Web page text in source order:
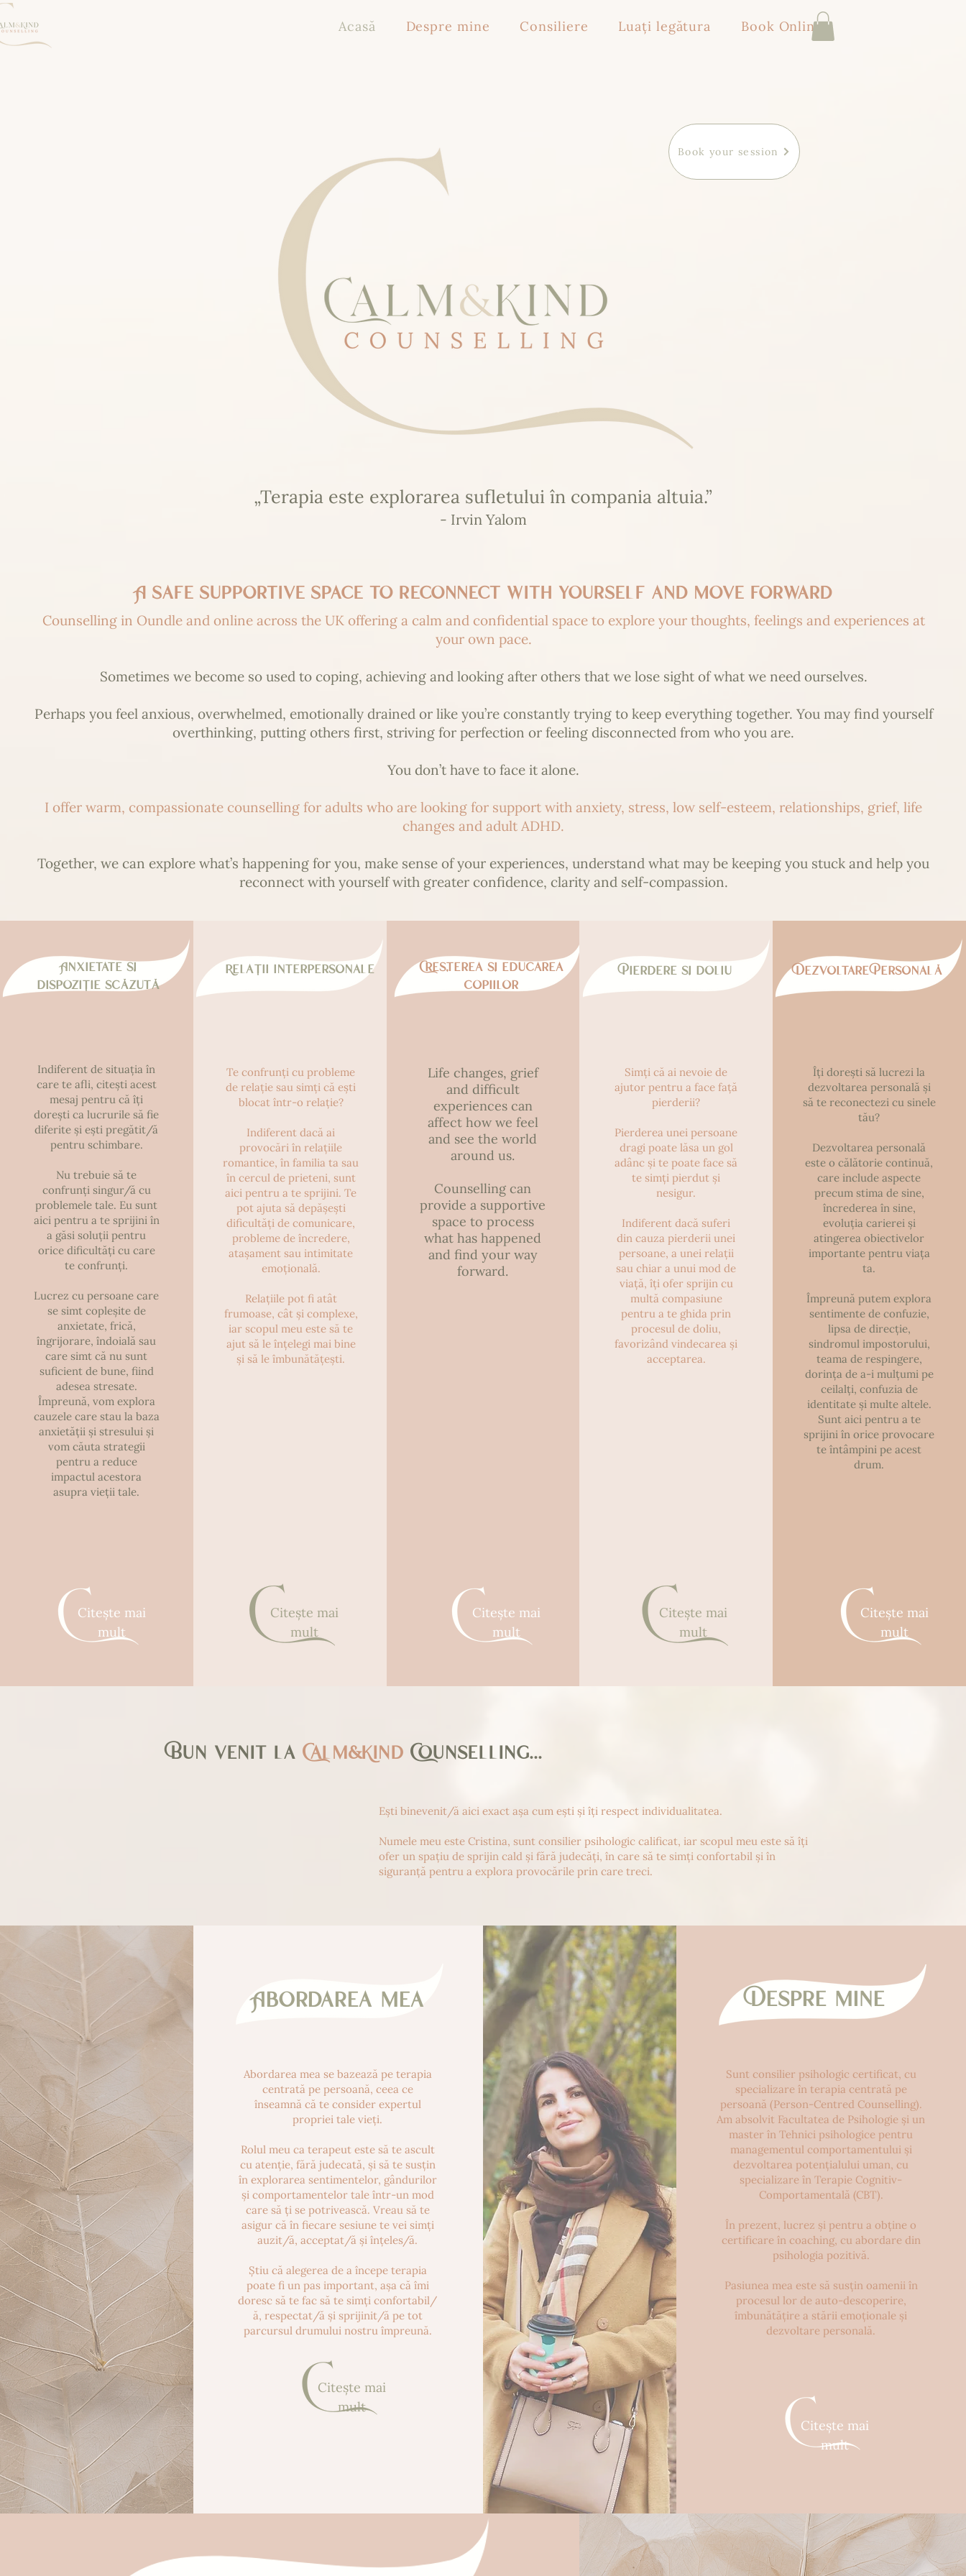
Acasă Despre mine Consiliere Luați legătura Book Online
„Terapia este explorarea sufletului în compania altuia.”
- Irvin Yalom
Book your session
A safe supportive space to reconnect with yourself and move forward
Counselling in Oundle and online across the UK offering a calm and confidential space to explore your thoughts, feelings and experiences at
your own pace.
Sometimes we become so used to coping, achieving and looking after others that we lose sight of what we need ourselves.
Perhaps you feel anxious, overwhelmed, emotionally drained or like you’re constantly trying to keep everything together. You may find yourself
overthinking, putting others first, striving for perfection or feeling disconnected from who you are.
You don’t have to face it alone.
I offer warm, compassionate counselling for adults who are looking for support with anxiety, stress, low self-esteem, relationships, grief, life
changes and adult ADHD.
Together, we can explore what’s happening for you, make sense of your experiences, understand what may be keeping you stuck and help you
reconnect with yourself with greater confidence, clarity and self-compassion.
Anxietate și
dispoziție scăzută
Indiferent de situația în
care te afli, citești acest
mesaj pentru că îți
dorești ca lucrurile să fie
diferite și ești pregătit/ă
pentru schimbare.
Nu trebuie să te
confrunți singur/ă cu
problemele tale. Eu sunt
aici pentru a te sprijini în
a găsi soluții pentru
orice dificultăți cu care
te confrunți.
Lucrez cu persoane care
se simt copleșite de
anxietate, frică,
îngrijorare, îndoială sau
care simt că nu sunt
suficient de bune, fiind
adesea stresate.
Împreună, vom explora
cauzele care stau la baza
anxietății și stresului și
vom căuta strategii
pentru a reduce
impactul acestora
asupra vieții tale.
Relații interpersonale
Te confrunți cu probleme
de relație sau simți că ești
blocat într-o relație?
Indiferent dacă ai
provocări în relațiile
romantice, în familia ta sau
în cercul de prieteni, sunt
aici pentru a te sprijini. Te
pot ajuta să depășești
dificultăți de comunicare,
probleme de încredere,
atașament sau intimitate
emoțională.
Relațiile pot fi atât
frumoase, cât și complexe,
iar scopul meu este să te
ajut să le înțelegi mai bine
și să le îmbunătățești.
Creșterea și educarea
copiilor
Life changes, grief
and difficult
experiences can
affect how we feel
and see the world
around us.
Counselling can
provide a supportive
space to process
what has happened
and find your way
forward.
Pierdere și doliu
Simți că ai nevoie de
ajutor pentru a face față
pierderii?
Pierderea unei persoane
dragi poate lăsa un gol
adânc și te poate face să
te simți pierdut și
nesigur.
Indiferent dacă suferi
din cauza pierderii unei
persoane, a unei relații
sau chiar a unui mod de
viață, îți ofer sprijin cu
multă compasiune
pentru a te ghida prin
procesul de doliu,
favorizând vindecarea și
acceptarea.
Dezvoltare Personală
Îți dorești să lucrezi la
dezvoltarea personală și
să te reconectezi cu sinele
tău?
Dezvoltarea personală
este o călătorie continuă,
care include aspecte
precum stima de sine,
încrederea în sine,
evoluția carierei și
atingerea obiectivelor
importante pentru viața
ta.
Împreună putem explora
sentimente de confuzie,
lipsa de direcție,
sindromul impostorului,
teama de respingere,
dorința de a-i mulțumi pe
ceilalți, confuzia de
identitate și multe altele.
Sunt aici pentru a te
sprijini în orice provocare
te întâmpini pe acest
drum.
Citeşte mai
mult
Citeşte mai
mult
Citeşte mai
mult
Citeşte mai
mult
Citeşte mai
mult
Bun venit la Calm&Kind Counselling...
Ești binevenit/ă aici exact așa cum ești și îți respect individualitatea.
Numele meu este Cristina, sunt consilier psihologic calificat, iar scopul meu este să îți
ofer un spațiu de sprijin cald și fără judecăți, în care să te simți confortabil și în
siguranță pentru a explora provocările prin care treci.
Abordarea mea
Abordarea mea se bazează pe terapia
centrată pe persoană, ceea ce
înseamnă că te consider expertul
propriei tale vieți.
Rolul meu ca terapeut este să te ascult
cu atenție, fără judecată, și să te susțin
în explorarea sentimentelor, gândurilor
și comportamentelor tale într-un mod
care să ți se potrivească. Vreau să te
asigur că în fiecare sesiune te vei simți
auzit/ă, acceptat/ă și înțeles/ă.
Știu că alegerea de a începe terapia
poate fi un pas important, așa că îmi
doresc să te fac să te simți confortabil/
ă, respectat/ă și sprijinit/ă pe tot
parcursul drumului nostru împreună.
Citeşte mai
mult
Despre mine
Sunt consilier psihologic certificat, cu
specializare în terapia centrată pe
persoană (Person-Centred Counselling).
Am absolvit Facultatea de Psihologie și un
master în Tehnici psihologice pentru
managementul comportamentului și
dezvoltarea potențialului uman, cu
specializare în Terapie Cognitiv-
Comportamentală (CBT).
În prezent, lucrez și pentru a obține o
certificare în coaching, cu abordare din
psihologia pozitivă.
Pasiunea mea este să susțin oamenii în
procesul lor de auto-descoperire,
îmbunătățire a stării emoționale și
dezvoltare personală.
Citeşte mai
mult